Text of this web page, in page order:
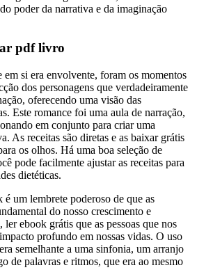
poder da narrativa e da imaginação
pdf livro
si era envolvente, foram os momentos
dos personagens que verdadeiramente
oferecendo uma visão das
Este romance foi uma aula de narração,
em conjunto para criar uma
As receitas são diretas e as baixar grátis
os olhos. Há uma boa seleção de
pode facilmente ajustar as receitas para
dietéticas.
um lembrete poderoso de que as
do nosso crescimento e
ebook grátis que as pessoas que nos
profundo em nossas vidas. O uso
semelhante a uma sinfonia, um arranjo
de palavras e ritmos, que era ao mesmo